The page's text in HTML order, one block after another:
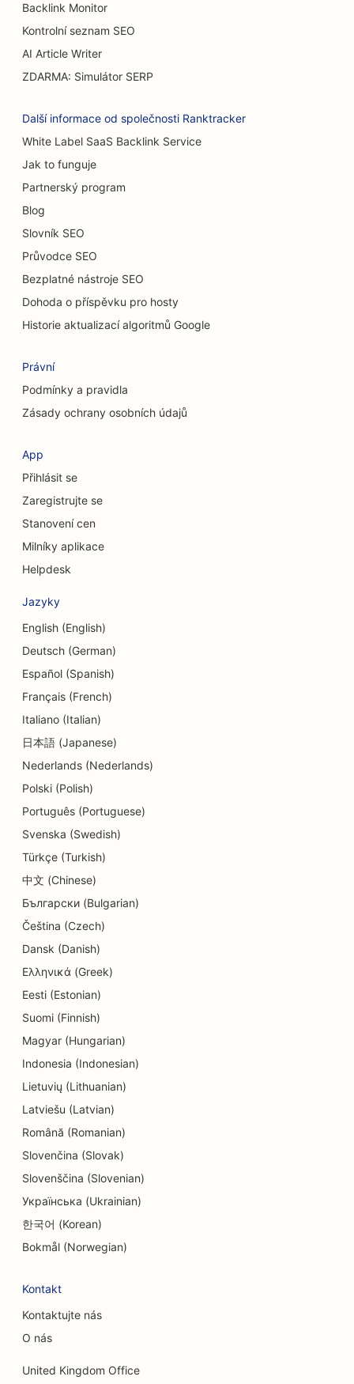
SEO pro cukrárny
SEO pro restaurace s příležitostným stravováním
SEO pro prodejny koberců a podlahových krytin
SEO pro myčky aut
SEO pro chiropraktiky
SEO pro kočičí kavárny
SEO pro služby chemického peelingu
SEO pro obchody s oblečením
SEO pro kavárny
SEO pro kosmetické chirurgy
SEO pro Delis
SEO pro služby dluhového poradenství
SEO pro směnárenské služby
SEO pro taneční studia
SEO pro služby dermabraze
SEO pro centra denní péče
SEO pro zubní kliniky
SEO pro obchody s detaily
SEO pro obchody s dortíky
SEO pro služby v oblasti vzdělávání a péče o děti
SEO pro obchody s koblihami
SEO pro elektrikáře
SEO pro obchody s elektronikou
SEO pro strojírenské firmy
SEO pro zábavu a rekreaci
SEO pro únikové místnosti
EO pro etnické restaurace
SEO pro restaurace Farm-to-Table
SEO pro rodinné restaurace
SEO pro finanční plánovače
SEO pro květinářství
SEO pro restaurace Fine Dining
SEO pro potravinářské dvory
Backlink Monitor
Kontrolní seznam SEO
AI Article Writer
ZDARMA: Simulátor SERP
Další informace od společnosti Ranktracker
White Label SaaS Backlink Service
Jak to funguje
Partnerský program
Blog
Slovník SEO
Průvodce SEO
Bezplatné nástroje SEO
Dohoda o příspěvku pro hosty
Historie aktualizací algoritmů Google
Právní
Podmínky a pravidla
Zásady ochrany osobních údajů
App
Přihlásit se
Zaregistrujte se
Stanovení cen
Milníky aplikace
Helpdesk
Jazyky
English (English)
Deutsch (German)
Español (Spanish)
Français (French)
Italiano (Italian)
日本語 (Japanese)
Nederlands (Nederlands)
Polski (Polish)
Português (Portuguese)
Svenska (Swedish)
Türkçe (Turkish)
中文 (Chinese)
Български (Bulgarian)
Čeština (Czech)
Dansk (Danish)
Ελληνικά (Greek)
Eesti (Estonian)
Suomi (Finnish)
Magyar (Hungarian)
Indonesia (Indonesian)
Lietuvių (Lithuanian)
Latviešu (Latvian)
Română (Romanian)
Slovenčina (Slovak)
Slovenščina (Slovenian)
Українська (Ukrainian)
한국어 (Korean)
Bokmål (Norwegian)
Kontakt
Kontaktujte nás
O nás
United Kingdom Office